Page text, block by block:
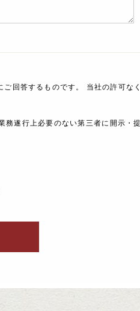
回答するものです。 当社の許可な
遂行上必要のない第三者に開示・